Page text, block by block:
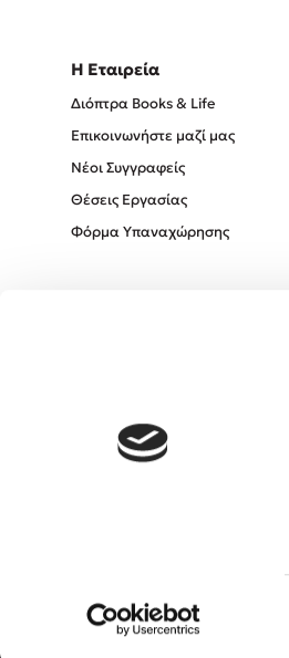
Η Εταιρεία
Διόπτρα Books & Life
Επικοινωνήστε μαζί μας
Νέοι Συγγραφείς
Θέσεις Εργασίας
Φόρμα Υπαναχώρησης